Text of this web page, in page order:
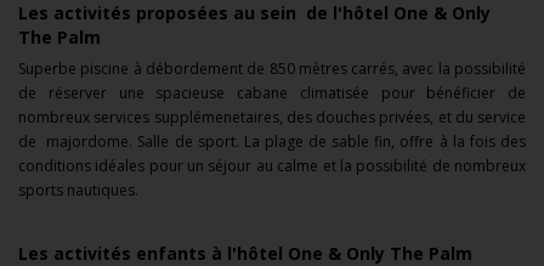
Les activités proposées au sein de l'hôtel One & Only
The Palm
Superbe piscine à débordement de 850 mètres carrés, avec la possibilité
de réserver une spacieuse cabane climatisée pour bénéficier de
nombreux services supplémenetaires, des douches privées, et du service
de majordome. Salle de sport. La plage de sable fin, offre à la fois des
conditions idéales pour un séjour au calme et la possibilité de nombreux
sports nautiques.
Les activités enfants à l'hôtel One & Only The Palm